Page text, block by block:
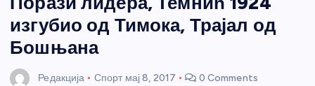
и портал
изгубио од Тимока, Трајал од
Бошњана
Редакција Спорт мај 8, 2017 0 Comments